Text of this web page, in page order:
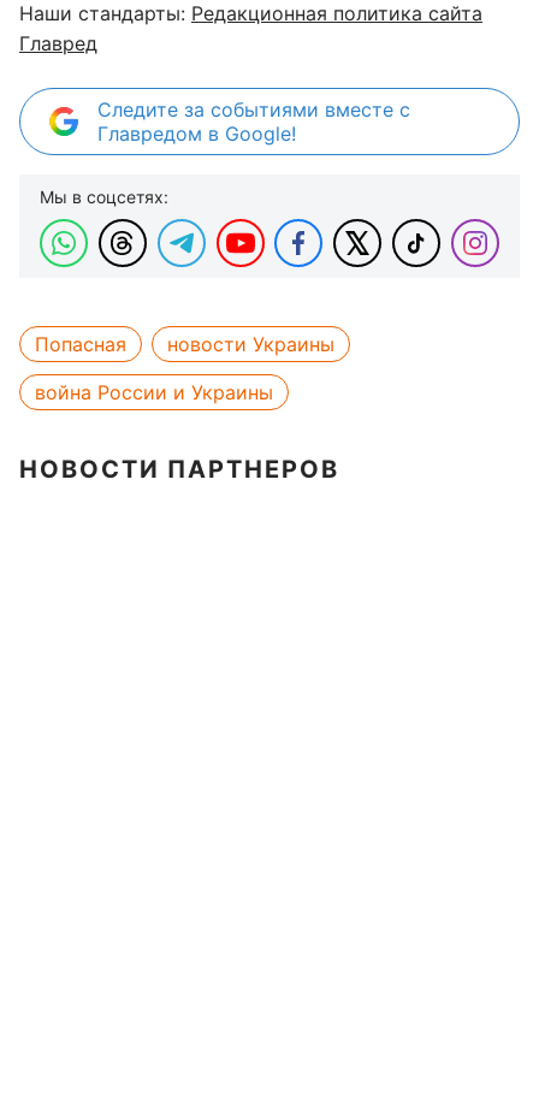
Наши стандарты: Редакционная политика сайта
Главред
Следите за событиями вместе с
Главредом в Google!
Мы в соцсетях:
Попасная
новости Украины
война России и Украины
НОВОСТИ ПАРТНЕРОВ